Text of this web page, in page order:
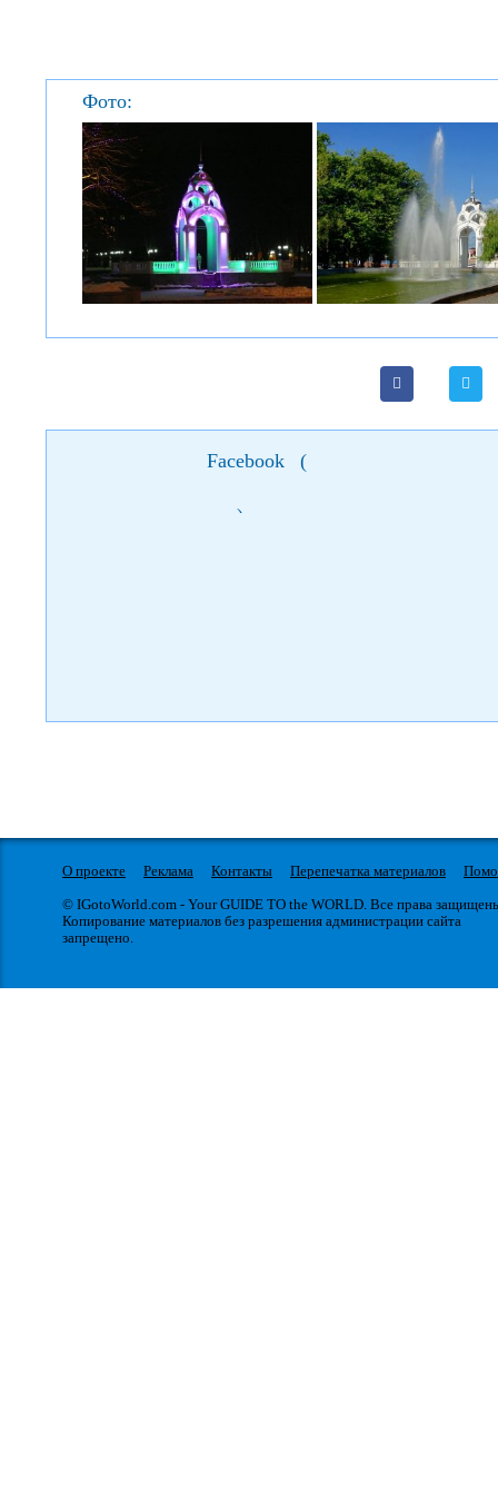
Фото:
Facebook (
)
О проекте Реклама Контакты Перепечатка материалов
© IGotoWorld.com - Your GUIDE TO the WORLD. Все права
Копирование материалов без разрешения администрации сайта
запрещено.